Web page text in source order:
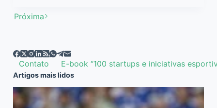
Próxima
Contato E-book “100 startups e iniciativas
Artigos mais lidos